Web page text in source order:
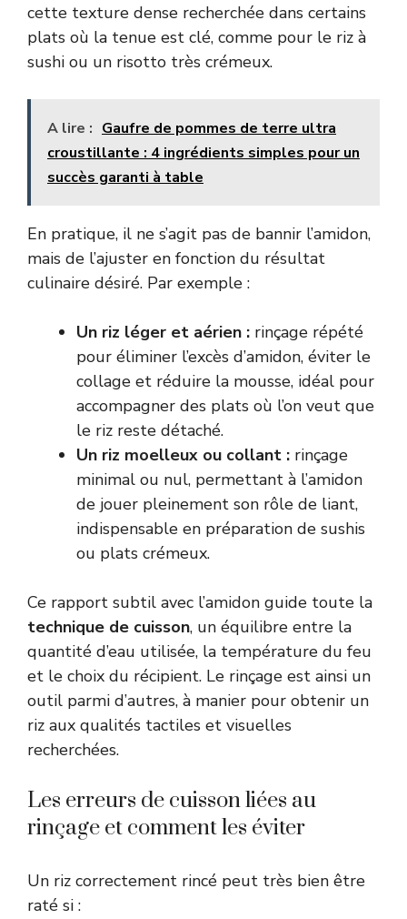
cette texture dense recherchée dans certains
plats où la tenue est clé, comme pour le riz à
sushi ou un risotto très crémeux.
A lire : Gaufre de pommes de terre ultra
croustillante : 4 ingrédients simples pour un
succès garanti à table
En pratique, il ne s’agit pas de bannir l’amidon,
mais de l’ajuster en fonction du résultat
culinaire désiré. Par exemple :
Un riz léger et aérien : rinçage répété
pour éliminer l’excès d’amidon, éviter le
collage et réduire la mousse, idéal pour
accompagner des plats où l’on veut que
le riz reste détaché.
Un riz moelleux ou collant : rinçage
minimal ou nul, permettant à l’amidon
de jouer pleinement son rôle de liant,
indispensable en préparation de sushis
ou plats crémeux.
Ce rapport subtil avec l’amidon guide toute la
technique de cuisson, un équilibre entre la
quantité d’eau utilisée, la température du feu
et le choix du récipient. Le rinçage est ainsi un
outil parmi d’autres, à manier pour obtenir un
riz aux qualités tactiles et visuelles
recherchées.
Les erreurs de cuisson liées au
rinçage et comment les éviter
Un riz correctement rincé peut très bien être
raté si :